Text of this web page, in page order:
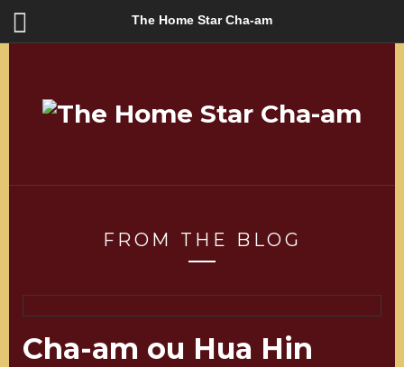
The Home Star Cha-am
FROM THE BLOG
Cha-am ou Hua Hin